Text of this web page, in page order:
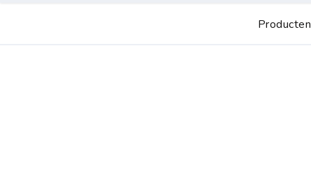
Producten